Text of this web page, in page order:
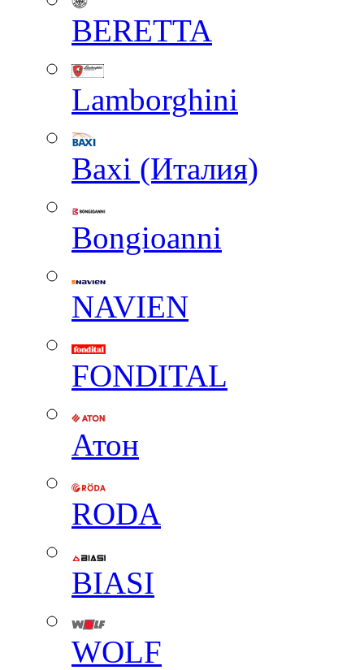
BERETTA
Lamborghini
Baxi (Италия)
Вongioanni
NAVIEN
FONDITAL
Атон
RODA
BIASI
WOLF